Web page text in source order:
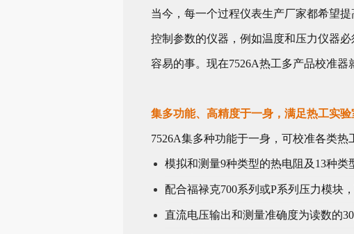
当今，每一个过程仪表生产厂家都希望
控制参数的仪器，例如温度和压力仪器
容易的事。现在7526A热工多产品校准器
集多功能、高精度于一身，满足热工实
7526A集多种功能于一身，可校准各类热
模拟和测量9种类型的热电阻及13种类
配合福禄克700系列或P系列压力模块
直流电压输出和测量准确度为读数的